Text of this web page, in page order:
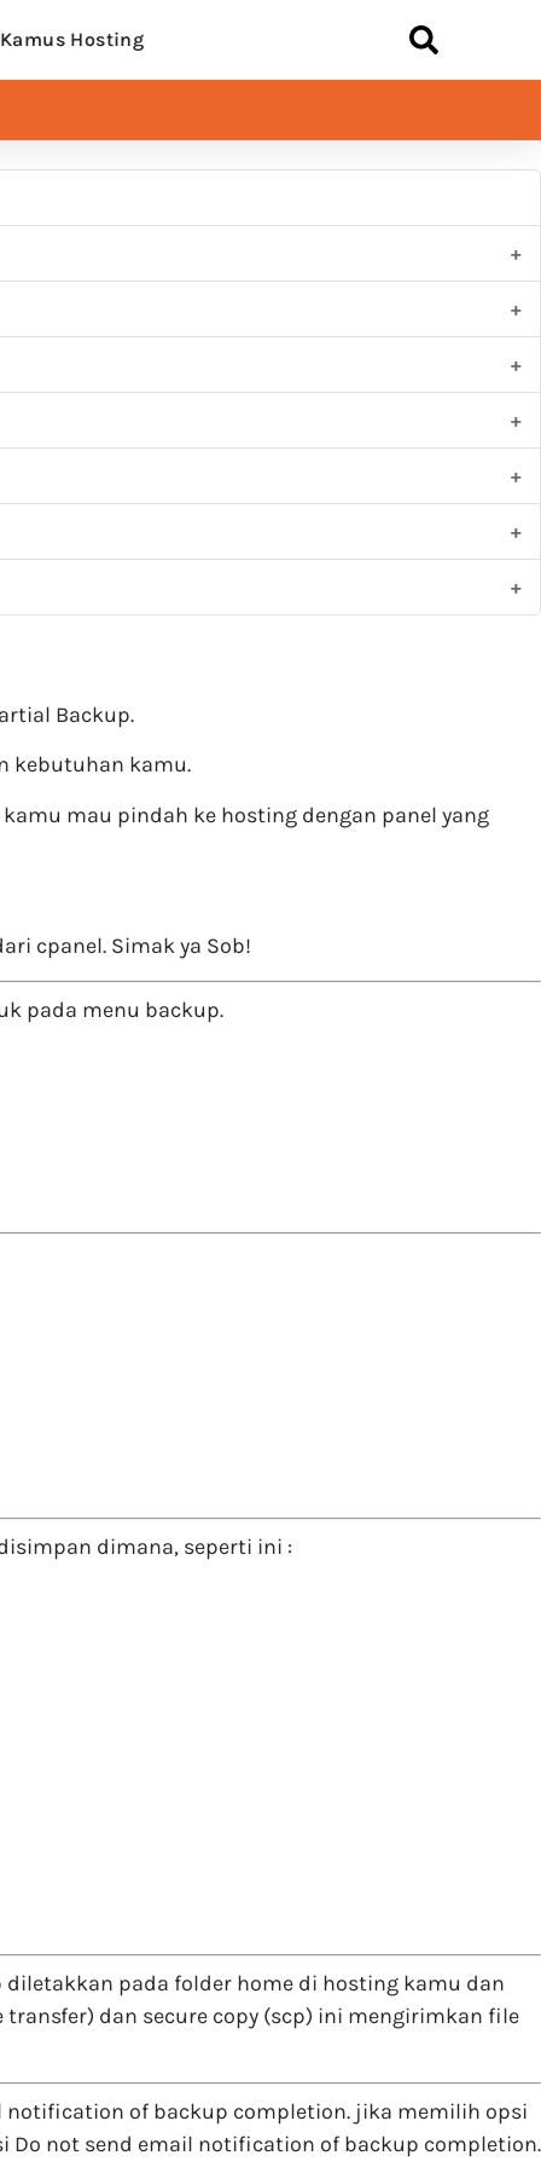
Kamus Hosting
Backup.
kebutuhan kamu.
mau pindah ke hosting dengan panel yang
cpanel. Simak ya Sob!
pada menu backup.
dimana, seperti ini :
pada folder home di hosting kamu dan
dan secure copy (scp) ini mengirimkan file
notification of backup completion. jika memilih opsi
not send email notification of backup completion.